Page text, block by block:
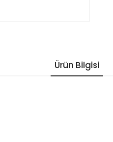
Ürün Bilgisi